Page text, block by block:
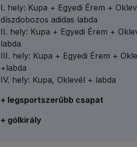
I. hely: Kupa + Egyedi Érem +
díszdobozos adidas labda
II. hely: Kupa + Egyedi Érem +
labda
III. hely: Kupa + Egyedi Érem +
+labda
IV. hely: Kupa, Oklevél + labda
+ legsportszerűbb csapat
+ gólkirály